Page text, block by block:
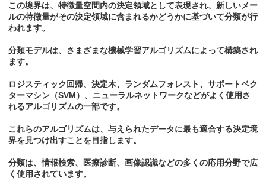
この境界は、特徴量空間内の決定領域として表現され、新しいメー
ルの特徴量がその決定領域に含まれるかどうかに基づいて分類が行
われます。
分類モデルは、さまざまな機械学習アルゴリズムによって構築され
ます。
ロジスティック回帰、決定木、ランダムフォレスト、サポートベク
ターマシン（SVM）、ニューラルネットワークなどがよく使用さ
れるアルゴリズムの一部です。
これらのアルゴリズムは、与えられたデータに最も適合する決定境
界を見つけ出すことを目指します。
分類は、情報検索、医療診断、画像認識などの多くの応用分野で広
く使用されています。